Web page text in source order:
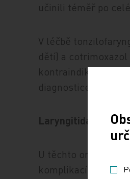
učinili téměř po
V léčbě
dětí) a
kontraindikovány
diagnostice bez
Laryngitida,
U těchto
komplikacím se